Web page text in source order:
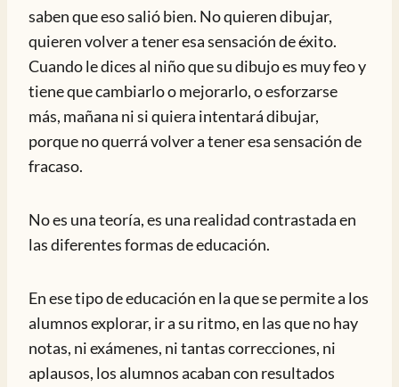
saben que eso salió bien. No quieren dibujar,
quieren volver a tener esa sensación de éxito.
Cuando le dices al niño que su dibujo es muy feo y
tiene que cambiarlo o mejorarlo, o esforzarse
más, mañana ni si quiera intentará dibujar,
porque no querrá volver a tener esa sensación de
fracaso.
No es una teoría, es una realidad contrastada en
las diferentes formas de educación.
En ese tipo de educación en la que se permite a los
alumnos explorar, ir a su ritmo, en las que no hay
notas, ni exámenes, ni tantas correcciones, ni
aplausos, los alumnos acaban con resultados